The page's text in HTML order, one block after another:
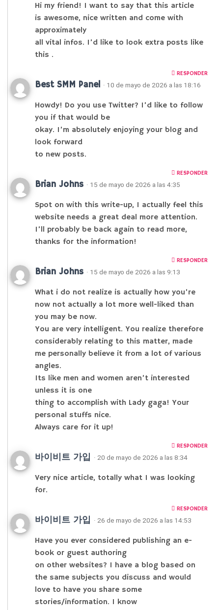
Hi my friend! I want to say that this article
is awesome, nice written and come with
approximately
all vital infos. I’d like to look extra posts like
this .
RESPONDER
Best SMM Panel · 10 de mayo de 2026 a las 18:16
Howdy! Do you use Twitter? I’d like to follow
you if that would be
okay. I’m absolutely enjoying your blog and
look forward
to new posts.
RESPONDER
Brian Johns · 15 de mayo de 2026 a las 4:35
Spot on with this write-up, I actually feel this
website needs a great deal more attention.
I’ll probably be back again to read more,
thanks for the information!
RESPONDER
Brian Johns · 15 de mayo de 2026 a las 9:13
What i do not realize is actually how you’re
now not actually a lot more well-liked than
you may be now.
You are very intelligent. You realize therefore
considerably relating to this matter, made
me personally believe it from a lot of various
angles.
Its like men and women aren’t interested
unless it is one
thing to accomplish with Lady gaga! Your
personal stuffs nice.
Always care for it up!
RESPONDER
바이비트 가입 · 20 de mayo de 2026 a las 8:34
Very nice article, totally what I was looking
for.
RESPONDER
바이비트 가입 · 26 de mayo de 2026 a las 14:53
Have you ever considered publishing an e-
book or guest authoring
on other websites? I have a blog based on
the same subjects you discuss and would
love to have you share some
stories/information. I know